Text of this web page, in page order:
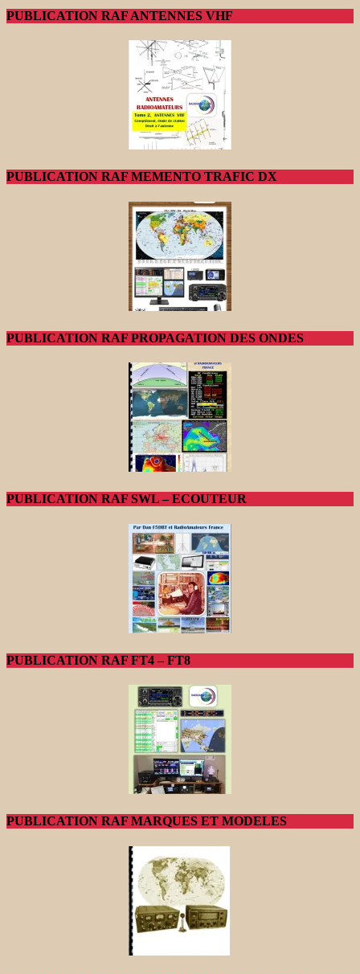
PUBLICATION RAF ANTENNES VHF
PUBLICATION RAF MEMENTO TRAFIC DX
PUBLICATION RAF PROPAGATION DES ONDES
PUBLICATION RAF SWL – ECOUTEUR
PUBLICATION RAF FT4 – FT8
PUBLICATION RAF MARQUES ET MODELES